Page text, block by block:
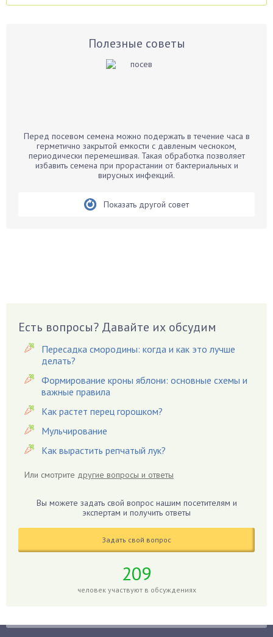
Аспарагус
Бархатцы
Бегония
Виноград
Вишня
Вредители
Гардения
Гацания
Гвоздики
Георгины
Герань
Гиппеаструм
Годжи
Полезные советы
Перед посевом семена можно подержать в течение часа в
герметично закрытой емкости с давленым чесноком,
периодически перемешивая. Такая обработка позволяет
избавить семена при прорастании от бактериальных и
вирусных инфекций.
Показать другой совет
Есть вопросы? Давайте их обсудим
Пересадка смородины: когда и как это лучше
делать?
Формирование кроны яблони: основные схемы и
важные правила
Как растет перец горошком?
Мульчирование
Как вырастить репчатый лук?
Или смотрите другие вопросы и ответы
Вы можете задать свой вопрос нашим посетителям и
экспертам и получить ответы
Задать свой вопрос
209
человек участвуют в обсуждениях